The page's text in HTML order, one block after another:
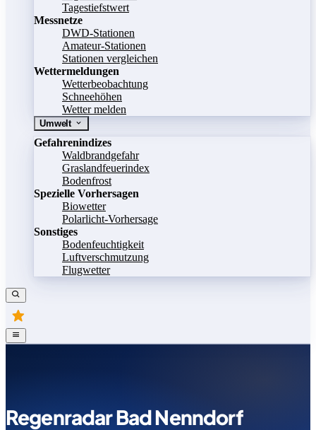
Tagestiefstwert
Messnetze
DWD-Stationen
Amateur-Stationen
Stationen vergleichen
Wettermeldungen
Wetterbeobachtung
Schneehöhen
Wetter melden
Umwelt
Gefahrenindizes
Waldbrandgefahr
Graslandfeuerindex
Bodenfrost
Spezielle Vorhersagen
Biowetter
Polarlicht-Vorhersage
Sonstiges
Bodenfeuchtigkeit
Luftverschmutzung
Flugwetter
Regenradar Bad Nenndorf